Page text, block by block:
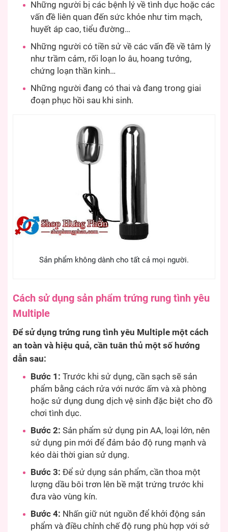
Những người bị các bệnh lý về tình dục hoặc các
vấn đề liên quan đến sức khỏe như tim mạch,
huyết áp cao, tiểu đường…
Những người có tiền sử về các vấn đề về tâm lý
như trầm cảm, rối loạn lo âu, hoang tưởng,
chứng loạn thần kinh…
Những người đang có thai và đang trong giai
đoạn phục hồi sau khi sinh.
Sản phẩm không dành cho tất cả mọi người.
Cách sử dụng sản phẩm trứng rung tình yêu
Multiple
Để sử dụng trứng rung tình yêu Multiple một cách
an toàn và hiệu quả, cần tuân thủ một số hướng
dẫn sau:
Bước 1: Trước khi sử dụng, cần sạch sẽ sản
phẩm bằng cách rửa với nước ấm và xà phòng
hoặc sử dụng dung dịch vệ sinh đặc biệt cho đồ
chơi tình dục.
Bước 2: Sản phẩm sử dụng pin AA, loại lớn, nên
sử dụng pin mới để đảm bảo độ rung mạnh và
kéo dài thời gian sử dụng.
Bước 3: Để sử dụng sản phẩm, cần thoa một
lượng dầu bôi trơn lên bề mặt trứng trước khi
đưa vào vùng kín.
Bước 4: Nhấn giữ nút nguồn để khởi động sản
phẩm và điều chỉnh chế độ rung phù hợp với sở